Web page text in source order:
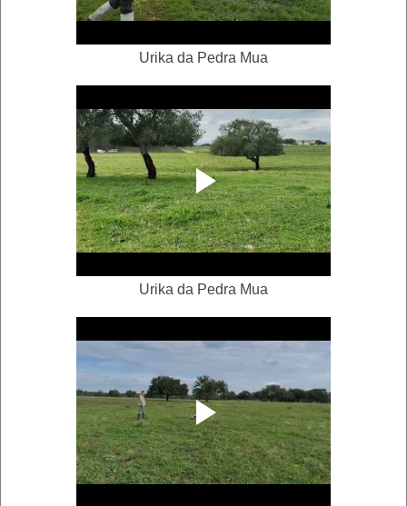
Urika da Pedra Mua
Urika da Pedra Mua